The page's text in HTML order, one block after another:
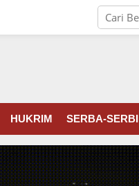
HUKRIM SERBA-SERBI